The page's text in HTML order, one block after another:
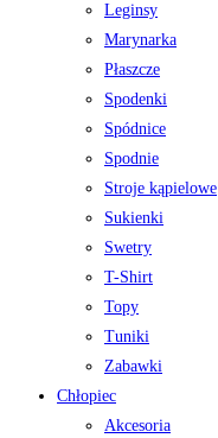
Leginsy
Marynarka
Płaszcze
Spodenki
Spódnice
Spodnie
Stroje kąpielowe
Sukienki
Swetry
T-Shirt
Topy
Tuniki
Zabawki
Chłopiec
Akcesoria